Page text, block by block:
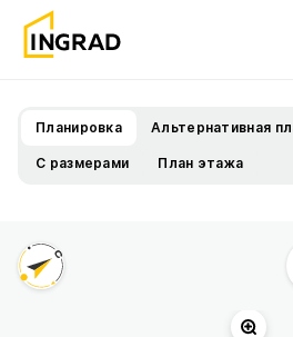
Планировка Альтернативная
С размерами План этажа